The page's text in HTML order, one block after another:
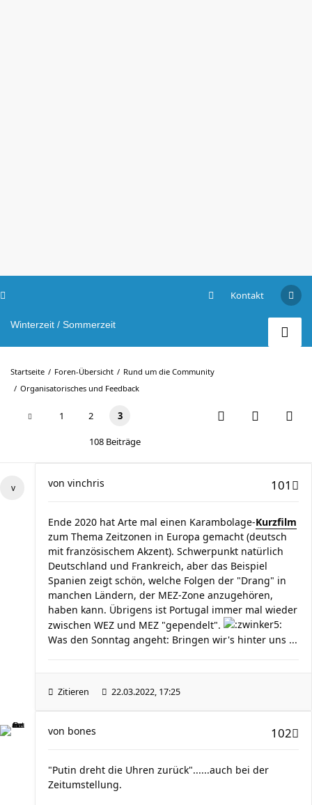
Kontakt
Winterzeit / Sommerzeit
Startseite Foren-Übersicht
Rund um die Community
Organisatorisches und Feedback
1 2 3
108 Beiträge
101
von vinchris
Ende 2020 hat Arte mal einen Karambolage-Kurzfilm
zum Thema Zeitzonen in Europa gemacht (deutsch
mit französischem Akzent). Schwerpunkt natürlich
Deutschland und Frankreich, aber das Beispiel
Spanien zeigt schön, welche Folgen der "Drang" in
manchen Ländern, der MEZ-Zone anzugehören,
haben kann. Übrigens ist Portugal immer mal wieder
zwischen WEZ und MEZ "gependelt".
Was den Sonntag angeht: Bringen wir's hinter uns ...
Zitieren 22.03.2022, 17:25
102
von bones
"Putin dreht die Uhren zurück"......auch bei der
Zeitumstellung.